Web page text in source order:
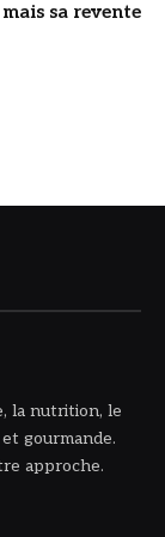
sa revente
la nutrition, le
gourmande.
approche.